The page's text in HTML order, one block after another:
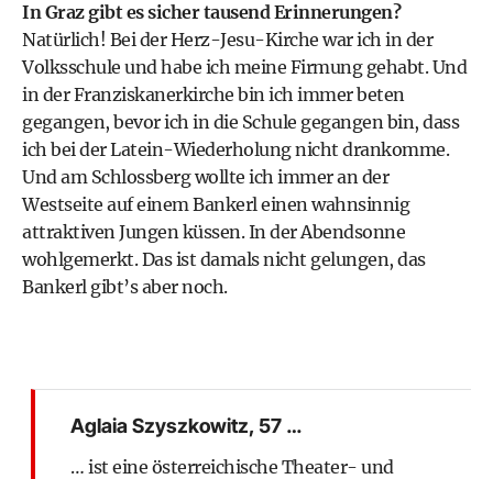
In Graz gibt es sicher tausend Erinnerungen?
Natürlich! Bei der Herz-Jesu-Kirche war ich in der
Volksschule und habe ich meine Firmung gehabt. Und
in der Franziskanerkirche bin ich immer beten
gegangen, bevor ich in die Schule gegangen bin, dass
ich bei der Latein-Wiederholung nicht drankomme.
Und am Schlossberg wollte ich immer an der
Westseite auf einem Bankerl einen wahnsinnig
attraktiven Jungen küssen. In der Abend­sonne
wohlgemerkt. Das ist damals nicht gelungen, das
Bankerl gibt’s aber noch.
Aglaia Szyszkowitz, 57 …
… ist eine österreichische Theater- und